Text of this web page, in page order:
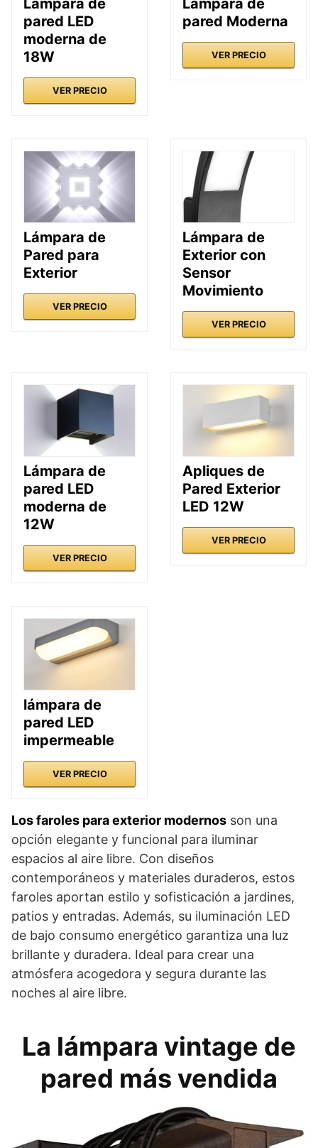
pared LED
moderna de
18W
VER PRECIO
pared Moderna
VER PRECIO
Lámpara de
Pared para
Exterior
VER PRECIO
Lámpara de
Exterior con
Sensor
Movimiento
VER PRECIO
Lámpara de
pared LED
moderna de
12W
VER PRECIO
Apliques de
Pared Exterior
LED 12W
VER PRECIO
lámpara de
pared LED
impermeable
VER PRECIO
Los faroles para exterior modernos son una
opción elegante y funcional para iluminar
espacios al aire libre. Con diseños
contemporáneos y materiales duraderos, estos
faroles aportan estilo y sofisticación a jardines,
patios y entradas. Además, su iluminación LED
de bajo consumo energético garantiza una luz
brillante y duradera. Ideal para crear una
atmósfera acogedora y segura durante las
noches al aire libre.
La lámpara vintage de
pared más vendida